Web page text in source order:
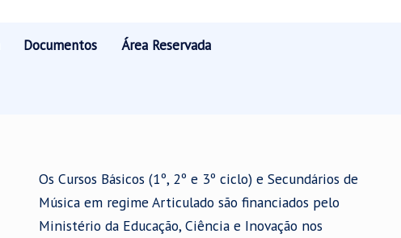
Documentos Área Reservada
Os Cursos Básicos (1º, 2º e 3º ciclo) e Secundários de
Música em regime Articulado são financiados pelo
Ministério da Educação, Ciência e Inovação nos